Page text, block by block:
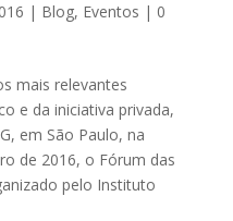
| Blog, Eventos | 0
mais relevantes
e da iniciativa privada,
em São Paulo, na
de 2016, o Fórum das
pelo Instituto